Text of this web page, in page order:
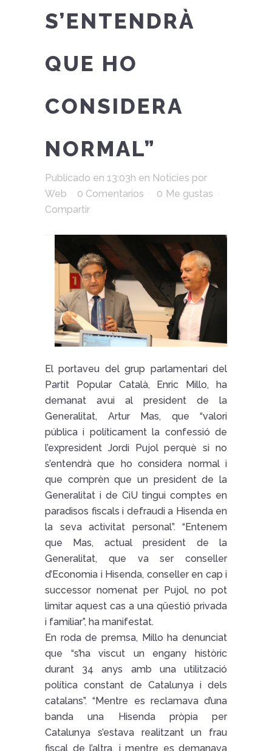
S’ENTENDRÀ
QUE HO
CONSIDERA
NORMAL”
Publicado en 13:03h en Noticies por
Web
0 Comentarios 0 Me gustas
Compartir
El portaveu del grup parlamentari del
Partit Popular Català, Enric Millo, ha
demanat avui al president de la
Generalitat, Artur Mas, que “valori
pública i políticament la confessió de
l’expresident Jordi Pujol perquè si no
s’entendrà que ho considera normal i
que comprèn que un president de la
Generalitat i de CiU tingui comptes en
paradisos fiscals i defraudi a Hisenda en
la seva activitat personal”. “Entenem
que Mas, actual president de la
Generalitat, que va ser conseller
d’Economia i Hisenda, conseller en cap i
successor nomenat per Pujol, no pot
limitar aquest cas a una qüestió privada
i familiar”, ha manifestat.
En roda de premsa, Millo ha denunciat
que “s’ha viscut un engany històric
durant 34 anys amb una utilització
política constant de Catalunya i dels
catalans”. “Mentre es reclamava d’una
banda una Hisenda pròpia per
Catalunya s’estava realitzant un frau
fiscal de l’altra, i mentre es demanava